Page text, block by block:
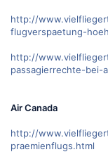
http://
flugverspaetung-
http://
passagierrechte-bei-
Air Canada
http://
praemienflugs.html